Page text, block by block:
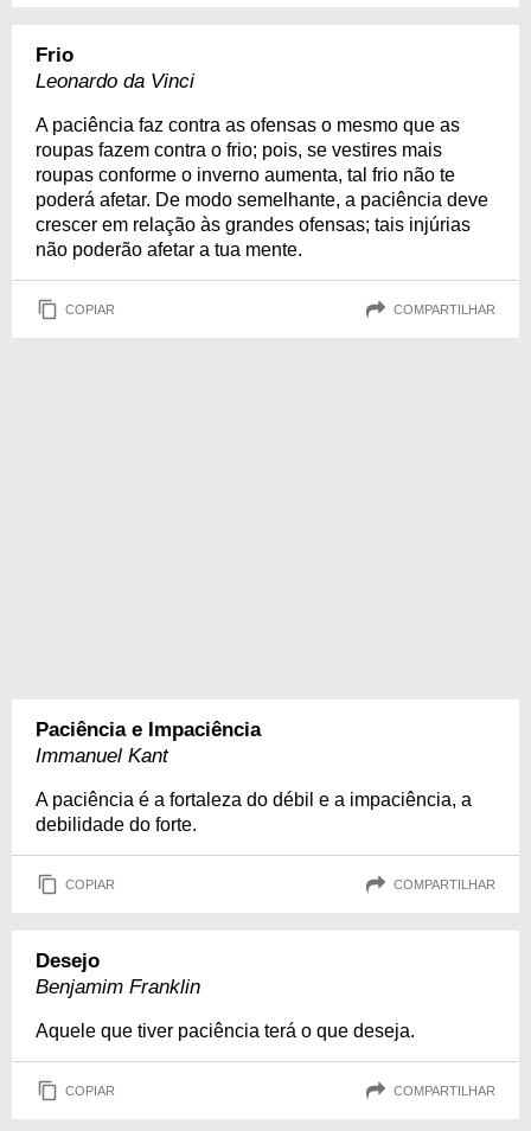
Frio
Leonardo da Vinci
A paciência faz contra as ofensas o mesmo que as
roupas fazem contra o frio; pois, se vestires mais
roupas conforme o inverno aumenta, tal frio não te
poderá afetar. De modo semelhante, a paciência deve
crescer em relação às grandes ofensas; tais injúrias
não poderão afetar a tua mente.
COPIAR COMPARTILHAR
Paciência e Impaciência
Immanuel Kant
A paciência é a fortaleza do débil e a impaciência, a
debilidade do forte.
COPIAR COMPARTILHAR
Desejo
Benjamim Franklin
Aquele que tiver paciência terá o que deseja.
COPIAR COMPARTILHAR